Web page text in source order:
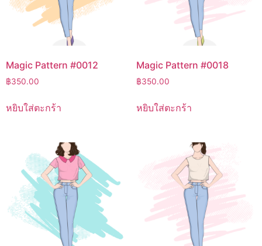
Magic Pattern #0012
฿350.00
หยิบใส่ตะกร้า
Magic Pattern #0018
฿350.00
หยิบใส่ตะกร้า